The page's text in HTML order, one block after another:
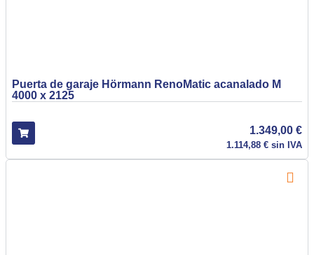
Puerta de garaje Hörmann RenoMatic acanalado M
4000 x 2125
1.349,00 €
1.114,88 € sin IVA